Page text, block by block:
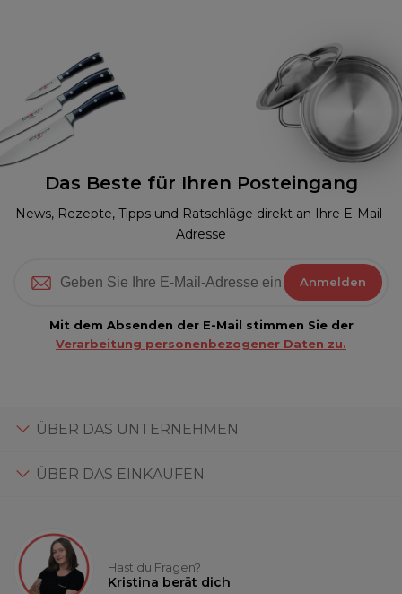
Das Beste für Ihren Posteingang
News, Rezepte, Tipps und Ratschläge direkt an Ihre E-Mail-
Adresse
Anmelden
Mit dem Absenden der E-Mail stimmen Sie der
Verarbeitung personenbezogener Daten zu.
ÜBER DAS UNTERNEHMEN
ÜBER DAS EINKAUFEN
Hast du Fragen?
Kristina berät dich